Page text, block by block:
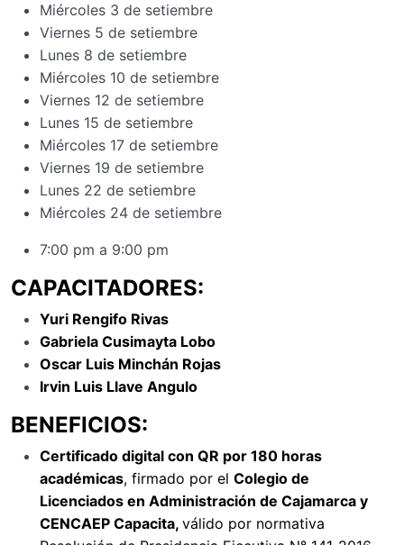
Miércoles 3 de setiembre
Viernes 5 de setiembre
Lunes 8 de setiembre
Miércoles 10 de setiembre
Viernes 12 de setiembre
Lunes 15 de setiembre
Miércoles 17 de setiembre
Viernes 19 de setiembre
Lunes 22 de setiembre
Miércoles 24 de setiembre
7:00 pm a 9:00 pm
CAPACITADORES:
Yuri Rengifo Rivas
Gabriela Cusimayta Lobo
Oscar Luis Minchán Rojas
Irvin Luis Llave Angulo
BENEFICIOS:
Certificado digital con QR por 180 horas
académicas, firmado por el Colegio de
Licenciados en Administración de Cajamarca y
CENCAEP Capacita, válido por normativa